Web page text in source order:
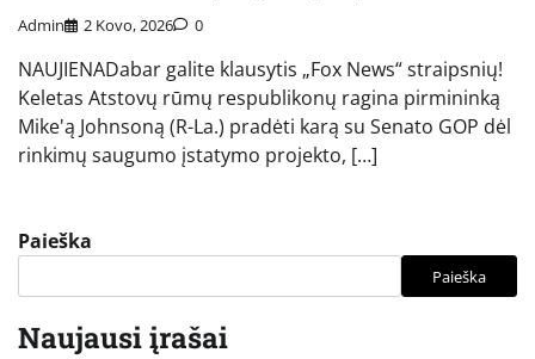
Admin 2 Kovo, 2026 0
NAUJIENADabar galite klausytis „Fox News“ straipsnių!
Keletas Atstovų rūmų respublikonų ragina pirmininką
Mike'ą Johnsoną (R-La.) pradėti karą su Senato GOP dėl
rinkimų saugumo įstatymo projekto, […]
Paieška
Paieška
Naujausi įrašai